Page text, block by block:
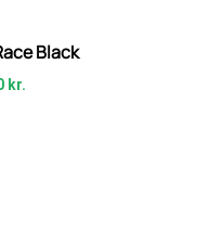
Black
kr.